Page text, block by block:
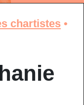
chartistes •